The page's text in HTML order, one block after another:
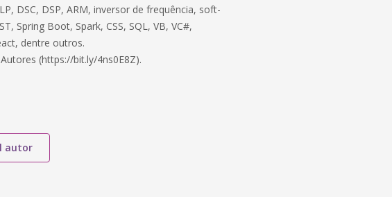
DSC, DSP, ARM, inversor de frequência, soft-
Spring Boot, Spark, CSS, SQL, VB, VC#,
dentre outros.
(https://bit.ly/4ns0E8Z).
autor